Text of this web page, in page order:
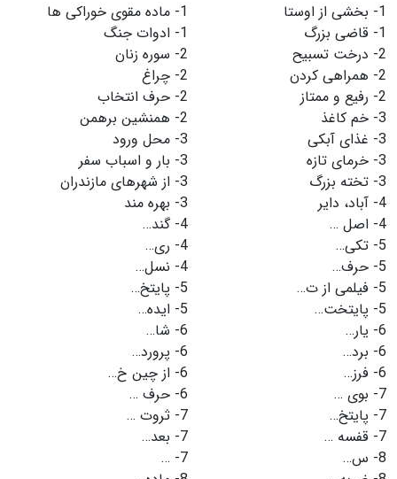
1- بخشی از اوستا
1- قاضی بزرگ
2- درخت تسبیح
2- همراهی کردن
2- رفیع و ممتاز
3- خم کاغذ
3- غذای آبکی
3- خرمای تازه
3- تخته بزرگ
4- آباد، دایر
4- اصل …
5- تکی…
5- حرف…
5- فیلمی از ت…
5- پایتخت…
6- یار…
6- برد…
6- فرز…
7- بوی …
7- پایتخ…
7- قفسه …
8- س…
1- ماده مقوی خوراکی ها
1- ادوات جنگ
2- سوره زنان
2- چراغ
2- حرف انتخاب
2- همنشین برهمن
3- محل ورود
3- بار و اسباب سفر
3- از شهرهای مازندران
3- بهره مند
4- گند…
4- ری…
4- نسل…
5- پایتخ…
5- ایده…
6- شا…
6- پرورد…
6- از چین خ…
6- حرف …
7- ثروت …
7- بعد…
7-
…